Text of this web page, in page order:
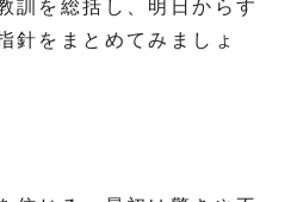
訓を総括し、明日からす
針をまとめてみましょ